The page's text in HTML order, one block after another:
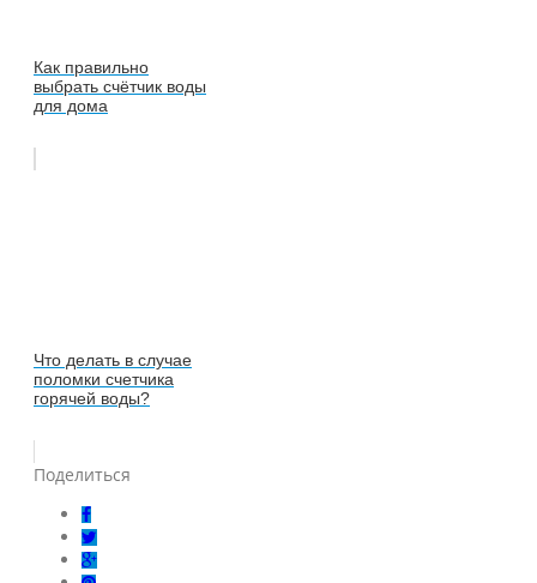
Как правильно
выбрать счётчик воды
для дома
Что делать в случае
поломки счетчика
горячей воды?
Поделиться